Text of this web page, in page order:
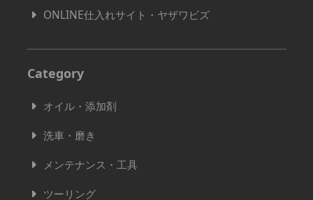
ONLINE仕入れサイト・ヤザワビズ
Category
オイル・添加剤
洗車・磨き
メンテナンス・工具
ツーリング